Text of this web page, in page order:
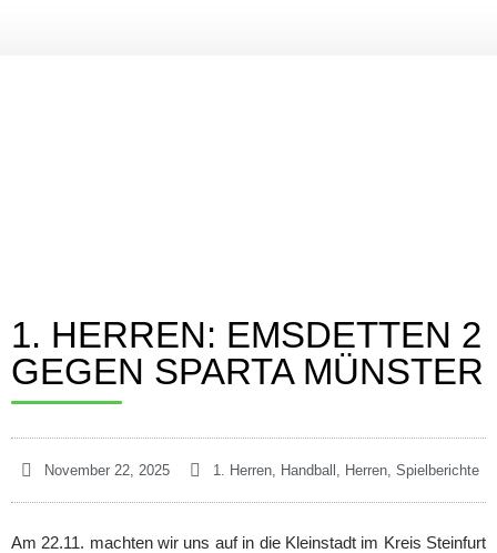
Satzung
#SPARTAinsights
Herren
1. Herren
2. Herren
1. HERREN: EMSDETTEN 2
GEGEN SPARTA MÜNSTER
November 22, 2025 1. Herren, Handball , Herren, Spielberichte
Am 22.11. machten wir uns auf in die Kleinstadt im Kreis Steinfurt